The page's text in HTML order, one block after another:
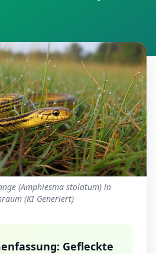
(Amphiesma stolatum) in
(KI Generiert)
Gefleckte